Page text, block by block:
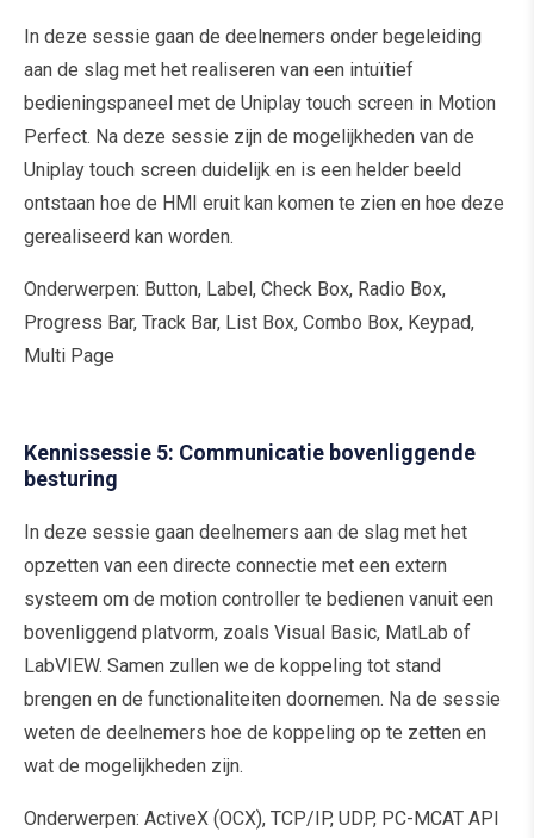
In deze sessie gaan de deelnemers onder begeleiding
aan de slag met het realiseren van een intuïtief
bedieningspaneel met de Uniplay touch screen in Motion
Perfect. Na deze sessie zijn de mogelijkheden van de
Uniplay touch screen duidelijk en is een helder beeld
ontstaan hoe de HMI eruit kan komen te zien en hoe deze
gerealiseerd kan worden.
Onderwerpen: Button, Label, Check Box, Radio Box,
Progress Bar, Track Bar, List Box, Combo Box, Keypad,
Multi Page
Kennissessie 5: Communicatie bovenliggende
besturing
In deze sessie gaan deelnemers aan de slag met het
opzetten van een directe connectie met een extern
systeem om de motion controller te bedienen vanuit een
bovenliggend platvorm, zoals Visual Basic, MatLab of
LabVIEW. Samen zullen we de koppeling tot stand
brengen en de functionaliteiten doornemen. Na de sessie
weten de deelnemers hoe de koppeling op te zetten en
wat de mogelijkheden zijn.
Onderwerpen: ActiveX (OCX), TCP/IP, UDP, PC-MCAT API